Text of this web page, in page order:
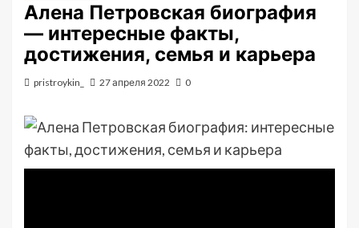
Алена Петровская биография
— интересные факты,
достижения, семья и карьера
pristroykin_ 27 апреля 2022 0